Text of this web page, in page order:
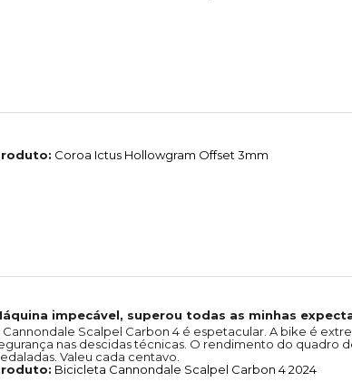
Coroa Ictus Hollowgram Offset 3mm
impecável, superou todas as minhas
Cannondale Scalpel Carbon 4 é espetacular. A bike é
nas descidas técnicas. O rendimento do quadro
Valeu cada centavo.
Bicicleta Cannondale Scalpel Carbon 4 2024